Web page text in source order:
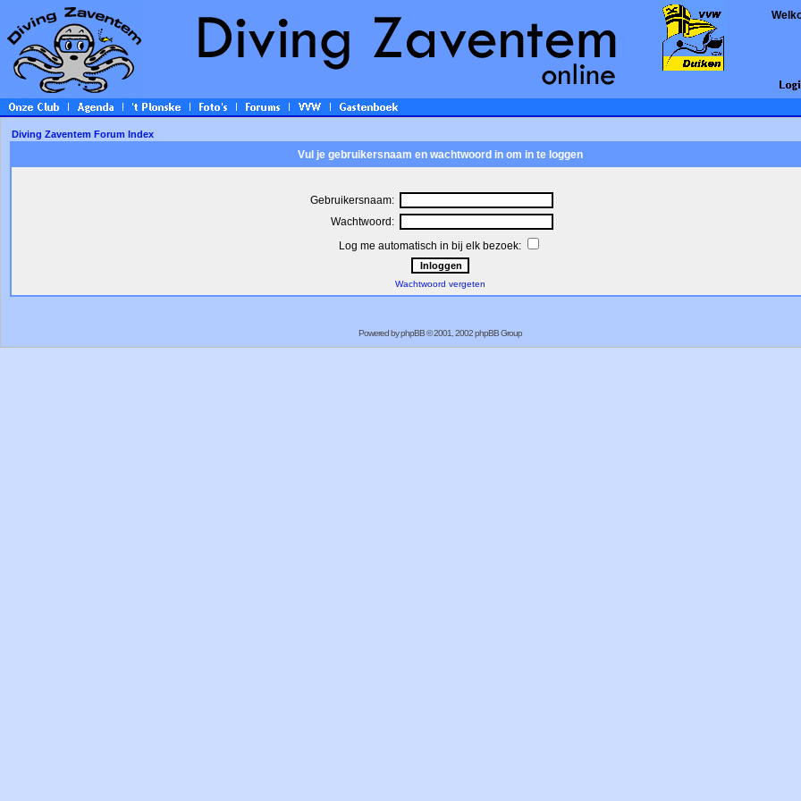
Diving Zaventem Forum Index
Vul je gebruikersnaam en wachtwoord in om in te loggen
Gebruikersnaam:
Wachtwoord:
Log me automatisch in bij elk bezoek:
Wachtwoord vergeten
Powered byphpBB© 2001, 2002 phpBB Group